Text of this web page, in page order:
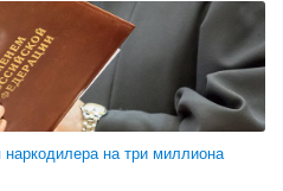
на три миллиона